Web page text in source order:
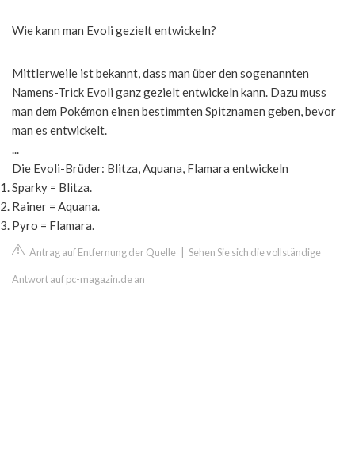
Wie kann man Evoli gezielt entwickeln?
Mittlerweile ist bekannt, dass man über den sogenannten
Namens-Trick Evoli ganz gezielt entwickeln kann. Dazu muss
man dem Pokémon einen bestimmten Spitznamen geben, bevor
man es entwickelt.
...
Die Evoli-Brüder: Blitza, Aquana, Flamara entwickeln
Sparky = Blitza.
Rainer = Aquana.
Pyro = Flamara.
Antrag auf Entfernung der Quelle Sehen Sie sich die vollständige
Antwort auf pc-magazin.de an